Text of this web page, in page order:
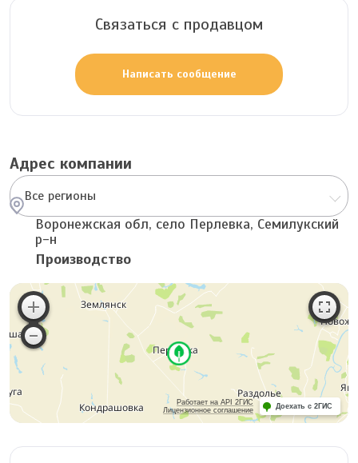
Связаться с продавцом
Написать сообщение
Адрес компании
Все регионы
Воронежская обл, село Перлевка, Семилукский
р-н
Производство
Работает на API 2ГИС
Лицензионное соглашение
Доехать с 2ГИС